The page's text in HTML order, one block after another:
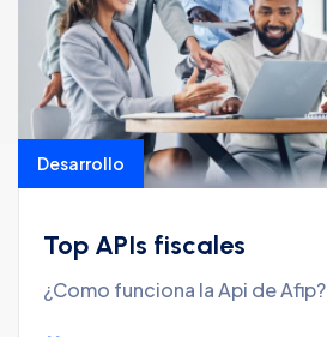
Desarrollo
Top APIs fiscales
¿Como funciona la Api de Afip?